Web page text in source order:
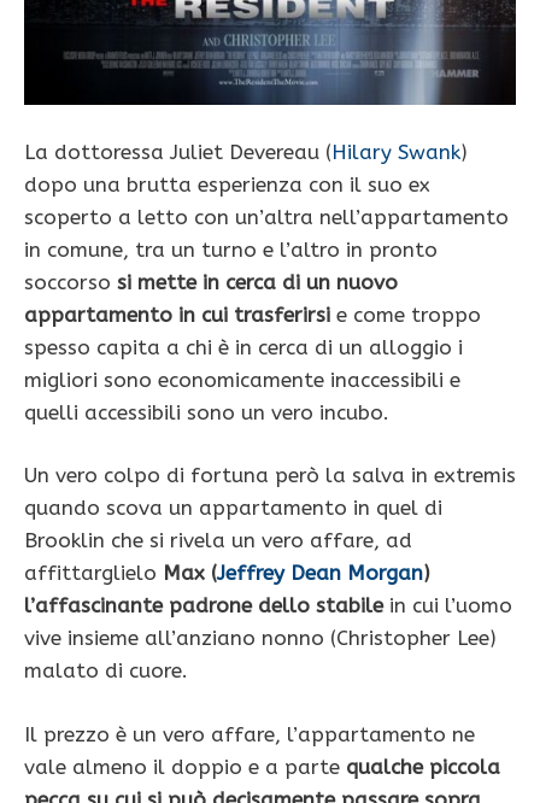
La dottoressa Juliet Devereau (Hilary Swank)
dopo una brutta esperienza con il suo ex
scoperto a letto con un’altra nell’appartamento
in comune, tra un turno e l’altro in pronto
soccorso si mette in cerca di un nuovo
appartamento in cui trasferirsi e come troppo
spesso capita a chi è in cerca di un alloggio i
migliori sono economicamente inaccessibili e
quelli accessibili sono un vero incubo.
Un vero colpo di fortuna però la salva in extremis
quando scova un appartamento in quel di
Brooklin che si rivela un vero affare, ad
affittarglielo Max (Jeffrey Dean Morgan)
l’affascinante padrone dello stabilein cui l’uomo
vive insieme all’anziano nonno (Christopher Lee)
malato di cuore.
Il prezzo è un vero affare, l’appartamento ne
vale almeno il doppio e a parte qualche piccola